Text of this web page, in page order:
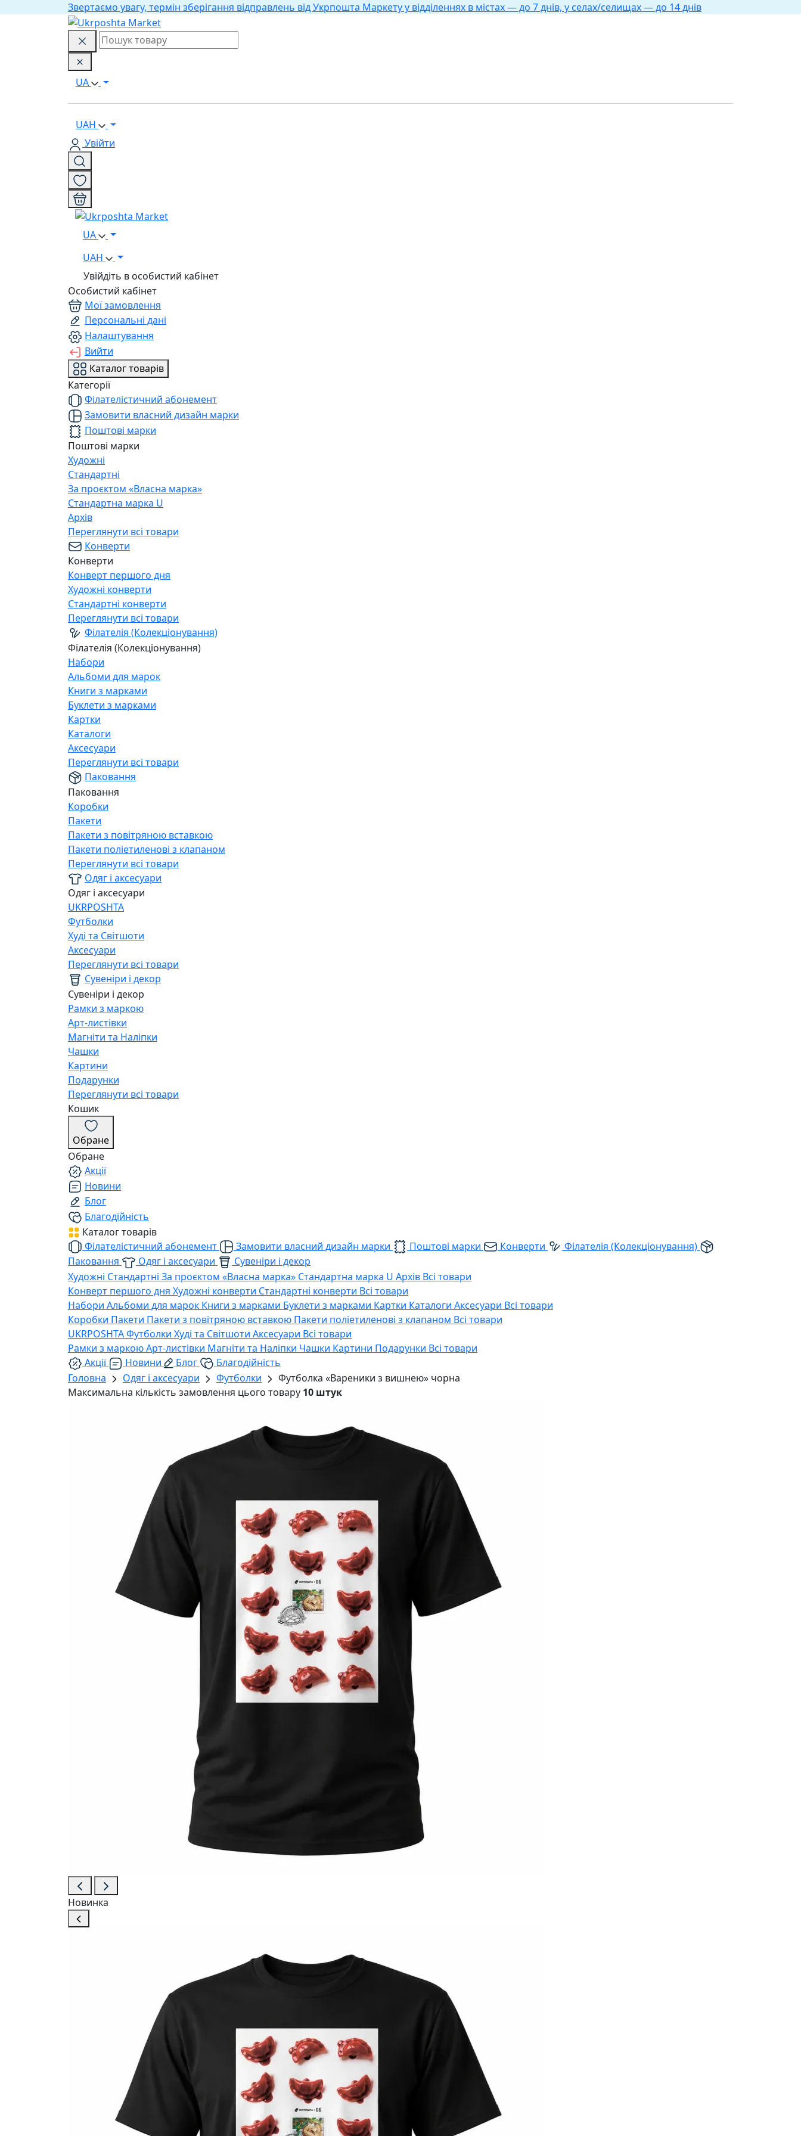
Звертаємо увагу, термін зберігання відправлень від Укрпошта Маркету у відділеннях в містах — до 7 днів, у селах/селищах — до 14 днів
UA
UAH
Увійти
UA
UAH
Увійдіть в особистий кабінет
Особистий кабінет
Мої замовлення
Персональні дані
Налаштування
Вийти
Каталог товарів
Категорії
Філателістичний абонемент
Замовити власний дизайн марки
Поштові марки
Поштові марки
Художні
Стандартні
За проєктом «Власна марка»
Стандартна марка U
Архів
Переглянути всі товари
Конверти
Конверти
Конверт першого дня
Художні конверти
Стандартні конверти
Переглянути всі товари
Філателія (Колекціонування)
Філателія (Колекціонування)
Набори
Альбоми для марок
Книги з марками
Буклети з марками
Картки
Каталоги
Аксесуари
Переглянути всі товари
Паковання
Паковання
Коробки
Пакети
Пакети з повітряною вставкою
Пакети поліетиленові з клапаном
Переглянути всі товари
Одяг і аксесуари
Одяг і аксесуари
UKRPOSHTA
Футболки
Худі та Світшоти
Аксесуари
Переглянути всі товари
Сувеніри і декор
Сувеніри і декор
Рамки з маркою
Арт-листівки
Магніти та Наліпки
Чашки
Картини
Подарунки
Переглянути всі товари
Кошик
Обране
Обране
Акції
Новини
Блог
Благодійність
Каталог товарів
Філателістичний абонемент
Замовити власний дизайн марки Поштові марки Конверти
Філателія (Колекціонування)
Паковання
Одяг і аксесуари
Сувеніри і декор
Художні Стандартні За проєктом «Власна марка» Стандартна марка U Архів Всі товари
Конверт першого дня Художні конверти Стандартні конверти Всі товари
Набори Альбоми для марок Книги з марками Буклети з марками Картки Каталоги Аксесуари Всі товари
Коробки Пакети Пакети з повітряною вставкою Пакети поліетиленові з клапаном Всі товари
UKRPOSHTAФутболки Худі та Світшоти Аксесуари Всі товари
Рамки з маркоюАрт-листівки Магніти та Наліпки Чашки Картини Подарунки Всі товари
Акції
Новини Блог
Благодійність
Головна
Одяг і аксесуари Футболки
Футболка «Вареники з вишнею» чорна
Максимальна кількість замовлення цього товару 10 штук
Новинка